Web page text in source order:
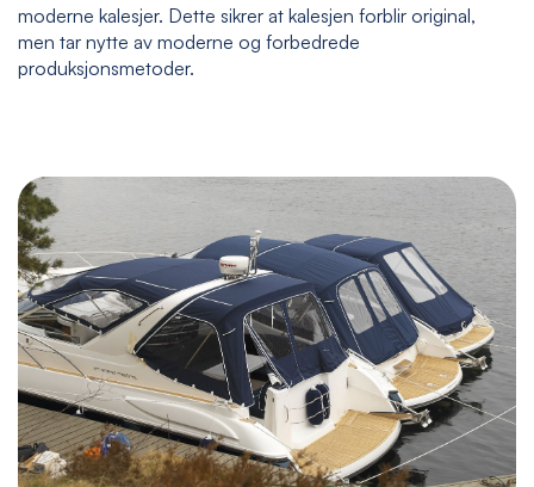
moderne kalesjer. Dette sikrer at kalesjen forblir original,
men tar nytte av moderne og forbedrede
produksjonsmetoder.